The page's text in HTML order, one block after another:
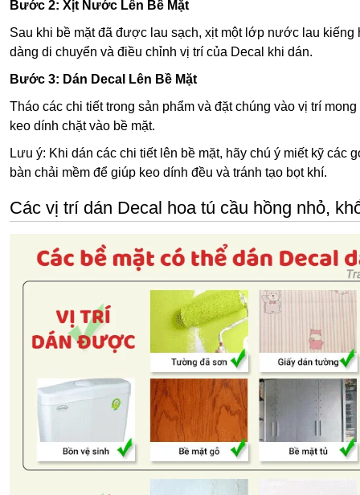
Bước 2: Xịt Nước Lên Bề Mặt
Sau khi bề mặt đã được lau sạch, xịt một lớp nước lau
dàng di chuyển và điều chỉnh vị trí của Decal khi dán.
Bước 3: Dán Decal Lên Bề Mặt
Tháo các chi tiết trong sản phẩm và đặt chúng vào vị trí
keo dính chặt vào bề mặt.
Lưu ý: Khi dán các chi tiết lên bề mặt, hãy chú ý miết kỹ
bàn chải mềm để giúp keo dính đều và tránh tạo bọt khí.
Các vị trí dán Decal hoa tú cầu hồng nhỏ,